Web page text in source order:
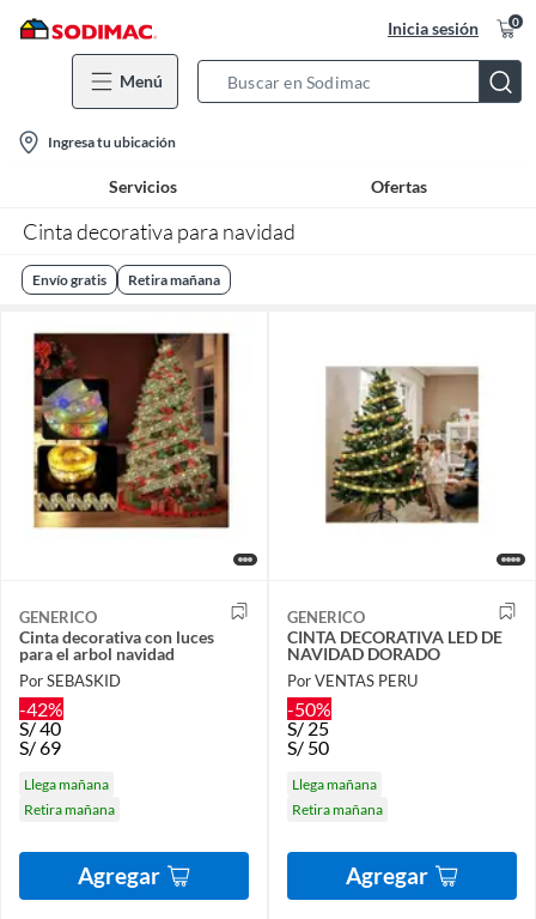
Inicia sesión 0
Menú
Bar
location-
icon
Ingresa tu ubicación
Servicios Ofertas
Cinta decorativa para navidad
Envío gratis Retira mañana
GENERICO
Cinta decorativa con luces
para el arbol navidad
Por SEBASKID
-42%
S/40
S/69
Llega mañana
Retira mañana
Agregar
GENERICO
CINTA DECORATIVA LED DE
NAVIDAD DORADO
Por VENTAS PERU
-50%
S/25
S/ 50
Llega mañana
Retira mañana
Agregar